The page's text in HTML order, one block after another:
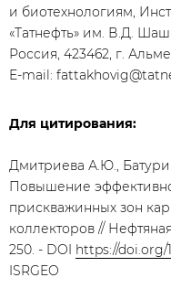
и биотехнологиям,
«Татнефть» им. В.Д.
Россия, 423462, г.
E-mail:
Для цитирования:
Дмитриева А.Ю.,
Повышение
прискважинных зон
коллекторов //
250. - DOI https://doi.org/
ISRGEO